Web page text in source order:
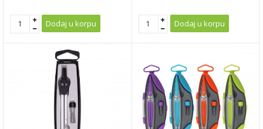
Dodaj u korpu Dodaj u korpu